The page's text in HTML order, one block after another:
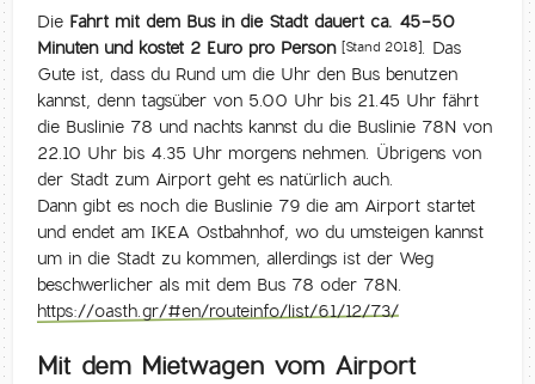
Die Fahrt mit dem Bus in die Stadt dauert ca. 45-50
Minuten und kostet 2 Euro pro Person [Stand 2018]. Das
Gute ist, dass du Rund um die Uhr den Bus benutzen
kannst, denn tagsüber von 5.00 Uhr bis 21.45 Uhr fährt
die Buslinie 78 und nachts kannst du die Buslinie 78N von
22.10 Uhr bis 4.35 Uhr morgens nehmen. Übrigens von
der Stadt zum Airport geht es natürlich auch.
Dann gibt es noch die Buslinie 79 die am Airport startet
und endet am IKEA Ostbahnhof, wo du umsteigen kannst
um in die Stadt zu kommen, allerdings ist der Weg
beschwerlicher als mit dem Bus 78 oder 78N.
https://oasth.gr/#en/routeinfo/list/61/12/73/
Mit dem Mietwagen vom Airport